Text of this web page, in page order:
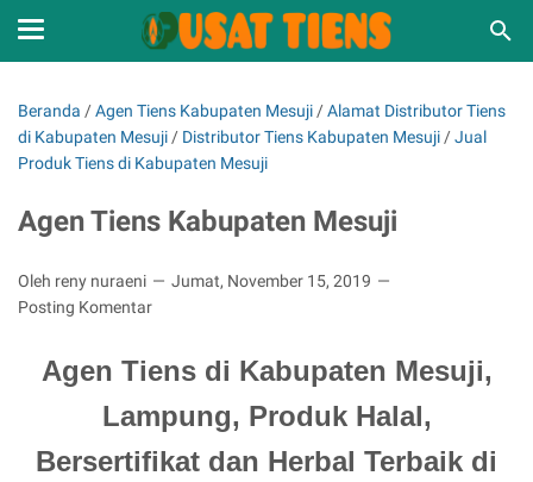
Beranda /Agen Tiens Kabupaten Mesuji /Alamat Distributor Tiens
di Kabupaten Mesuji / Distributor Tiens Kabupaten Mesuji /Jual
Produk Tiens di Kabupaten Mesuji
Agen Tiens Kabupaten Mesuji
Oleh reny nuraeni
Jumat, November 15, 2019
Posting Komentar
Agen Tiens di Kabupaten Mesuji,
Lampung, Produk Halal,
Bersertifikat dan Herbal Terbaik di